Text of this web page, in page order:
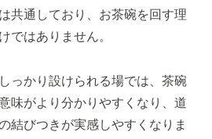
共通しており、お茶碗を回す理
ではありません。
っかり設けられる場では、茶碗
味がより分かりやすくなり、道
結びつきが実感しやすくなりま